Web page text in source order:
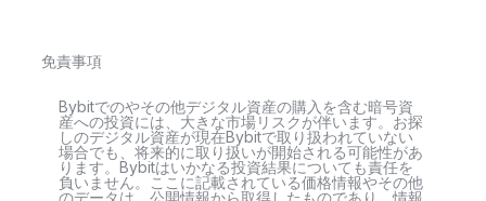
免責事項
Bybitでのやその他デジタル資産の購入を含む暗号資
産への投資には、大きな市場リスクが伴います。お探
しのデジタル資産が現在Bybitで取り扱われていない
場合でも、将来的に取り扱いが開始される可能性があ
ります。Bybitはいかなる投資結果についても責任を
負いません。ここに記載されている価格情報やその他
のデータは、公開情報から取得したものであり、情報